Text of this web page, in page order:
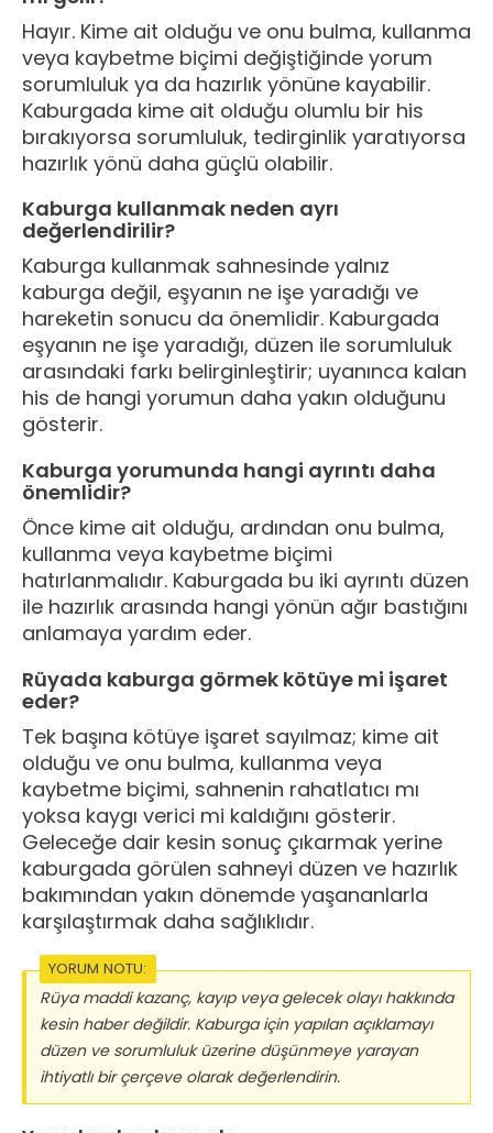
Hayır. Kime ait olduğu ve onu bulma, kullanma
veya kaybetme biçimi değiştiğinde yorum
sorumluluk ya da hazırlık yönüne kayabilir.
Kaburgada kime ait olduğu olumlu bir his
bırakıyorsa sorumluluk, tedirginlik yaratıyorsa
hazırlık yönü daha güçlü olabilir.
Kaburga kullanmak neden ayrı
değerlendirilir?
Kaburga kullanmak sahnesinde yalnız
kaburga değil, eşyanın ne işe yaradığı ve
hareketin sonucu da önemlidir. Kaburgada
eşyanın ne işe yaradığı, düzen ile sorumluluk
arasındaki farkı belirginleştirir; uyanınca kalan
his de hangi yorumun daha yakın olduğunu
gösterir.
Kaburga yorumunda hangi ayrıntı daha
önemlidir?
Önce kime ait olduğu, ardından onu bulma,
kullanma veya kaybetme biçimi
hatırlanmalıdır. Kaburgada bu iki ayrıntı düzen
ile hazırlık arasında hangi yönün ağır bastığını
anlamaya yardım eder.
Rüyada kaburga görmek kötüye mi işaret
eder?
Tek başına kötüye işaret sayılmaz; kime ait
olduğu ve onu bulma, kullanma veya
kaybetme biçimi, sahnenin rahatlatıcı mı
yoksa kaygı verici mi kaldığını gösterir.
Geleceğe dair kesin sonuç çıkarmak yerine
kaburgada görülen sahneyi düzen ve hazırlık
bakımından yakın dönemde yaşananlarla
karşılaştırmak daha sağlıklıdır.
YORUM NOTU:
Rüya maddi kazanç, kayıp veya gelecek olayı hakkında
kesin haber değildir. Kaburga için yapılan açıklamayı
düzen ve sorumluluk üzerine düşünmeye yarayan
ihtiyatlı bir çerçeve olarak değerlendirin.